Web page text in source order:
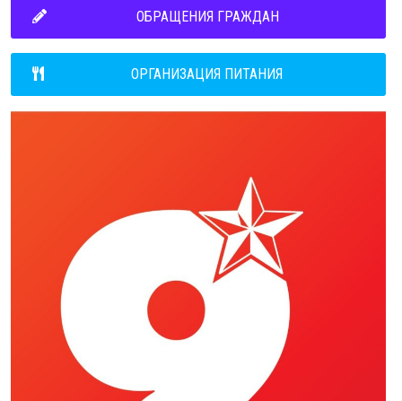
ОБРАЩЕНИЯ ГРАЖДАН
ОРГАНИЗАЦИЯ ПИТАНИЯ